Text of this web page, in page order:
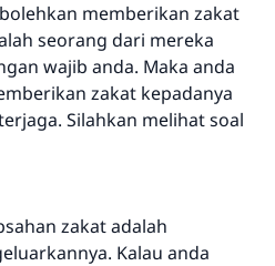
memberikan zakat
seorang dari mereka
wajib anda. Maka anda
zakat kepadanya
Silahkan melihat soal
zakat adalah
Kalau anda